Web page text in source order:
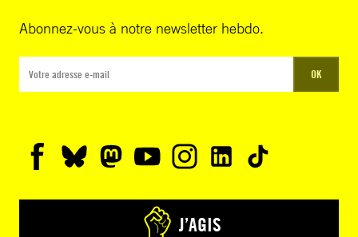
Abonnez-vous à notre newsletter hebdo.
OK
J’AGIS